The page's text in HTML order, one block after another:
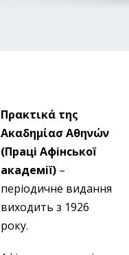
Πρακτικά της
Ακαδημίασ Αθηνών
(Праці Афінської
академії) –
періодичне видання
виходить з 1926
року.